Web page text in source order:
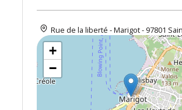
Rue de la liberté - Marigot - 97801
+
−